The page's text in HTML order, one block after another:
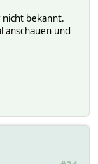
bekannt.
anschauen und